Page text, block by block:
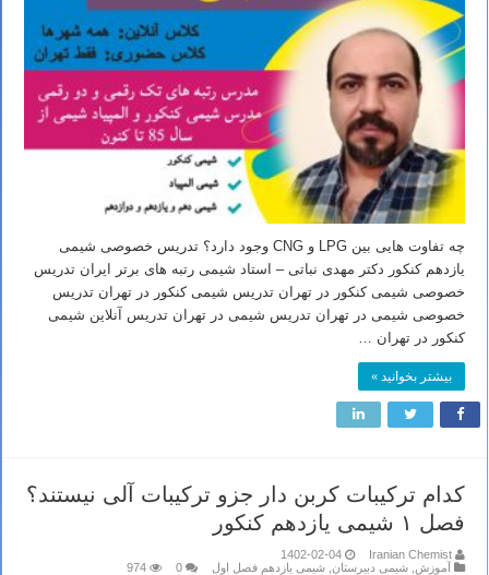
چه تفاوت هایی بین LPG و CNG وجود دارد؟ تدریس خصوصی شیمی
یازدهم کنکور دکتر مهدی نباتی – استاد شیمی رتبه های برتر ایران تدریس
خصوصی شیمی کنکور در تهران تدریس شیمی کنکور در تهران تدریس
خصوصی شیمی در تهران تدریس شیمی در تهران تدریس آنلاین شیمی
کنکور در تهران …
بیشتر بخوانید »
کدام ترکیبات کربن دار جزو ترکیبات آلی نیستند؟
فصل ۱ شیمی یازدهم کنکور
Iranian Chemist
1402-02-04
آموزش شیمی دبیرستان شیمی یازدهم فصل اول 0
974